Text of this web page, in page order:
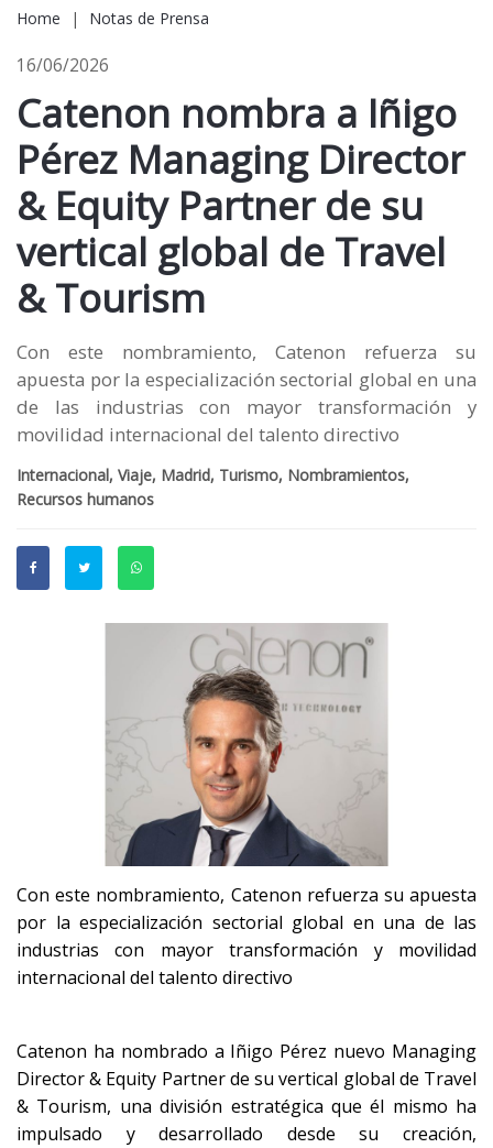
Home | Notas de Prensa
16/06/2026
Catenon nombra a Iñigo
Pérez Managing Director
& Equity Partner de su
vertical global de Travel
& Tourism
Con este nombramiento, Catenon refuerza su
apuesta por la especialización sectorial global en una
de las industrias con mayor transformación y
movilidad internacional del talento directivo
Internacional, Viaje, Madrid, Turismo, Nombramientos,
Recursos humanos
Con este nombramiento, Catenon refuerza su apuesta
por la especialización sectorial global en una de las
industrias con mayor transformación y movilidad
internacional del talento directivo
Catenon ha nombrado a Iñigo Pérez nuevo Managing
Director & Equity Partner de su vertical global de Travel
& Tourism, una división estratégica que él mismo ha
impulsado y desarrollado desde su creación,